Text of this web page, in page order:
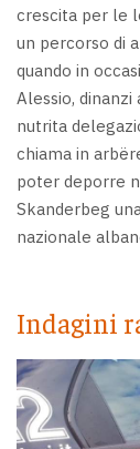
crescita per le
un percorso di
quando in
Alessio,
nutrita
chiama in
poter deporre
Skanderbeg
nazionale
Indagini